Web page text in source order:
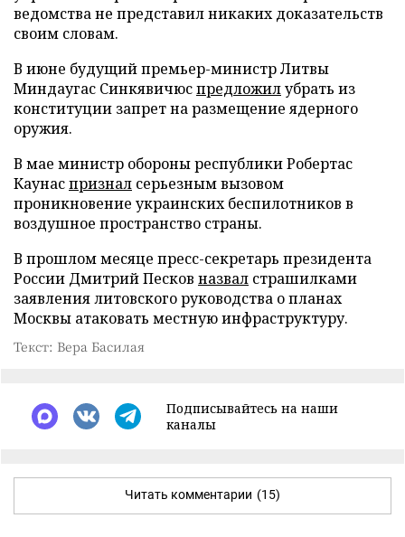
ведомства не представил никаких доказательств
своим словам.
В июне будущий премьер-министр Литвы
Миндаугас Синкявичюспредложилубрать из
конституции запрет на размещение ядерного
оружия.
В мае министр обороны республики Робертас
Каунаспризнал серьезным вызовом
проникновение украинских беспилотников в
воздушное пространство страны.
В прошлом месяце пресс-секретарь президента
России Дмитрий Песков назвал страшилками
заявления литовского руководства о планах
Москвы атаковать местную инфраструктуру.
Текст: Вера Басилая
Подписывайтесь на наши
каналы
Читать комментарии (15)